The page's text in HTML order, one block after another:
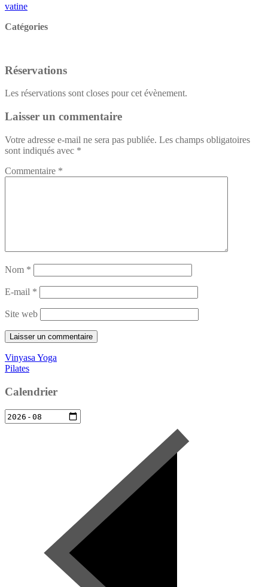
vatine
Catégories
Réservations
Les réservations sont closes pour cet évènement.
Laisser un commentaire
Votre adresse e-mail ne sera pas publiée. Les champs obligatoires
sont indiqués avec *
Commentaire *
Nom *
E-mail *
Site web
Navigation
de
l’article
Vinyasa Yoga
Pilates
Calendrier